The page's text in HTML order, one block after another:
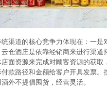
渠道的核心竞争力体现在：一
仓酒庄是依靠经销商来进行渠
面资源来完成对顾客资源的获
款路径和金额给客户开具发票
外不提倡囤货，经营灵活。